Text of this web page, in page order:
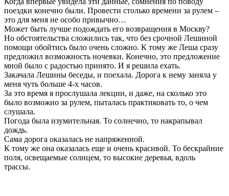
поездки конечно были. Провести столько времени за рулем –
это для меня не особо привычно…
Может быть лучше подождать его возвращения в Москву?
Но обстоятельства сложились так, что без срочной Лешиной
помощи обойтись было очень сложно. К тому же Леша сразу
предложил возможность ночевки. Конечно, это предложение
мной было с радостью принято. И я решила ехать.
Закачала Лешины беседы, и поехала. Дорога к нему заняла у
меня чуть больше 4-х часов.
За это время я прослушала лекции, и даже, на сколько это
было возможно за рулем, пыталась практиковать то, о чем
слушала.
Погода была изумительная. То солнечно, то накрапывал
дождь.
Сама дорога оказалась не напряженной.
К тому же она оказалась еще и очень красивой. То бескрайние
поля, освещаемые солнцем, то высокие деревья, вдоль
трассы.